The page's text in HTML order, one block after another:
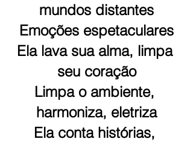
mundos distantes
Emoções espetaculares
Ela lava sua alma, limpa
seu coração
Limpa o ambiente,
harmoniza, eletriza
Ela conta histórias,